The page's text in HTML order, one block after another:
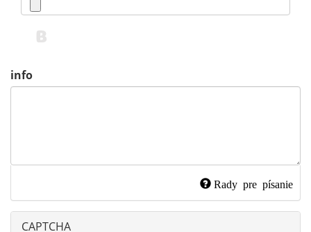
info
Rady pre písanie
CAPTCHA